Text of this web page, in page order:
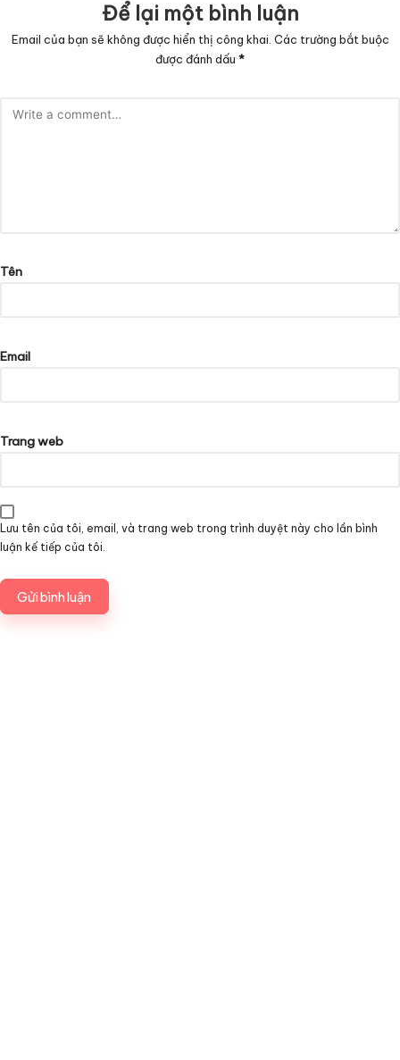
Để lại một bình luận
Email của bạn sẽ không được hiển thị công khai. Các trường bắt buộc
được đánh dấu *
Tên
Email
Trang web
Lưu tên của tôi, email, và trang web trong trình duyệt này cho lần bình
luận kế tiếp của tôi.